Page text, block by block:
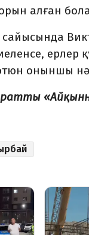
алған
ерлер
оныншы